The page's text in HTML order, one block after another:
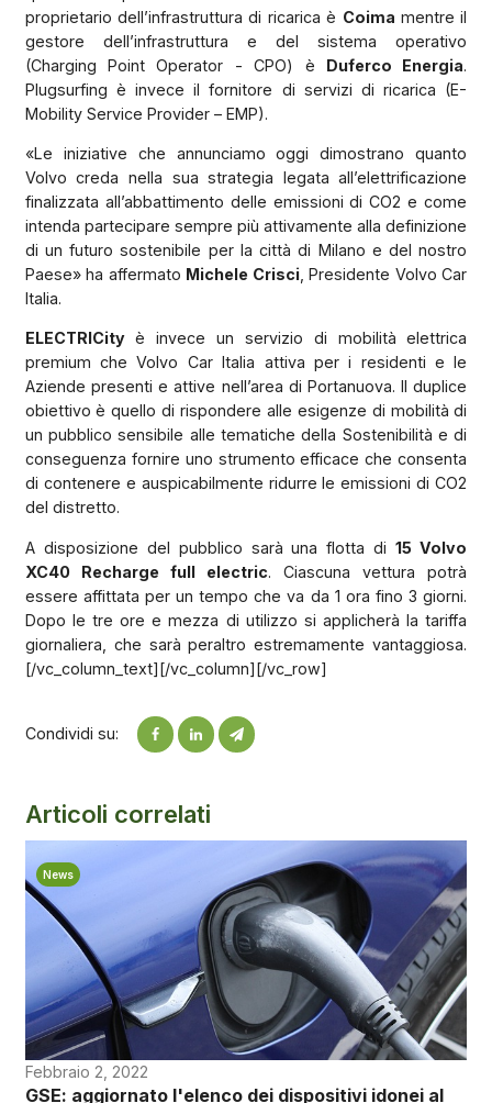
proprietario dell’infrastruttura di ricarica è Coima mentre il
gestore dell’infrastruttura e del sistema operativo
(Charging Point Operator - CPO) è Duferco Energia.
Plugsurfing è invece il fornitore di servizi di ricarica (E-
Mobility Service Provider – EMP).
«Le iniziative che annunciamo oggi dimostrano quanto
Volvo creda nella sua strategia legata all’elettrificazione
finalizzata all’abbattimento delle emissioni di CO2 e come
intenda partecipare sempre più attivamente alla definizione
di un futuro sostenibile per la città di Milano e del nostro
Paese» ha affermato Michele Crisci, Presidente Volvo Car
Italia.
ELECTRICityè invece un servizio di mobilità elettrica
premium che Volvo Car Italia attiva per i residenti e le
Aziende presenti e attive nell’area di Portanuova. Il duplice
obiettivo è quello di rispondere alle esigenze di mobilità di
un pubblico sensibile alle tematiche della Sostenibilità e di
conseguenza fornire uno strumento efficace che consenta
di contenere e auspicabilmente ridurre le emissioni di CO2
del distretto.
A disposizione del pubblico sarà una flotta di15 Volvo
XC40 Recharge full electric. Ciascuna vettura potrà
essere affittata per un tempo che va da 1 ora fino 3 giorni.
Dopo le tre ore e mezza di utilizzo si applicherà la tariffa
giornaliera, che sarà peraltro estremamente vantaggiosa.
[/vc_column_text][/vc_column][/vc_row]
Condividi su:
Articoli correlati
News
Febbraio 2, 2022
GSE: aggiornato l'elenco dei dispositivi idonei al